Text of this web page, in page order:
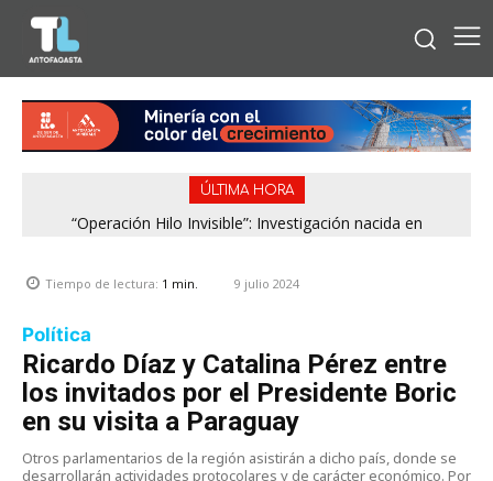
ÚLTIMA HORA
“Operación Hilo Invisible”: Investigación nacida en
Tiempo de lectura: 1 min. 9 julio 2024
Política
Ricardo Díaz y Catalina Pérez entre
los invitados por el Presidente Boric
en su visita a Paraguay
Otros parlamentarios de la región asistirán a dicho país, donde se
desarrollarán actividades protocolares y de carácter económico. Por